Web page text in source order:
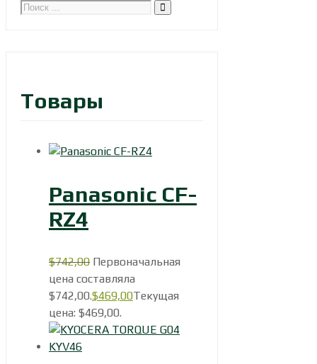
Товары
Panasonic CF-
RZ4
$742,00 Первоначальная
цена составляла
$742,00.$469,00Текущая
цена: $469,00.